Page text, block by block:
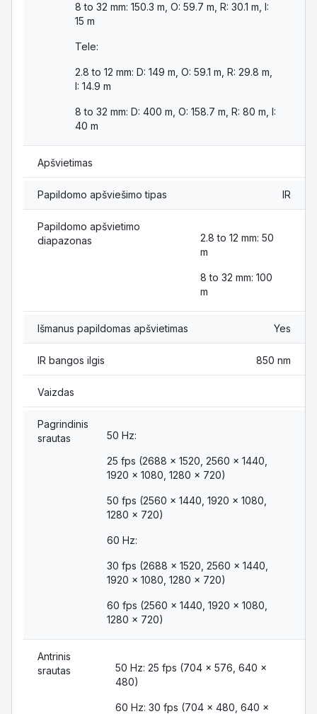
8 to 32 mm: 150.3 m, O: 59.7 m, R: 30.1 m, I:
15 m
Tele:
2.8 to 12 mm: D: 149 m, O: 59.1 m, R: 29.8 m,
I: 14.9 m
8 to 32 mm: D: 400 m, O: 158.7 m, R: 80 m, I:
40 m
Apšvietimas
Papildomo apšviešimo tipas IR
Papildomo apšvietimo
diapazonas
2.8 to 12 mm: 50
m
8 to 32 mm: 100
m
Išmanus papildomas apšvietimas Yes
IR bangos ilgis 850 nm
Vaizdas
Pagrindinis
srautas
50 Hz:
25 fps (2688 × 1520, 2560 × 1440,
1920 × 1080, 1280 × 720)
50 fps (2560 × 1440, 1920 × 1080,
1280 × 720)
60 Hz:
30 fps (2688 × 1520, 2560 × 1440,
1920 × 1080, 1280 × 720)
60 fps (2560 × 1440, 1920 × 1080,
1280 × 720)
Antrinis
srautas
50 Hz: 25 fps (704 × 576, 640 ×
480)
60 Hz: 30 fps (704 × 480, 640 ×